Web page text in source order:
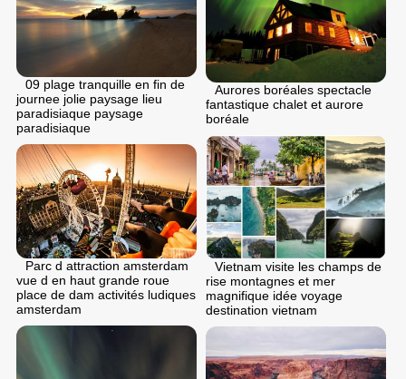
Aurores boréales spectacle
fantastique chalet et aurore
boréale
09 plage tranquille en fin de
journee jolie paysage lieu
paradisiaque paysage
paradisiaque
Vietnam visite les champs de
rise montagnes et mer
magnifique idée voyage
destination vietnam
Parc d attraction amsterdam
vue d en haut grande roue
place de dam activités ludiques
amsterdam